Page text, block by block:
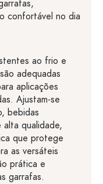
confortável no dia
ao frio e
adequadas
aplicações
Ajustam-se
bebidas
qualidade,
que protege
as versáteis
prática e
garrafas.